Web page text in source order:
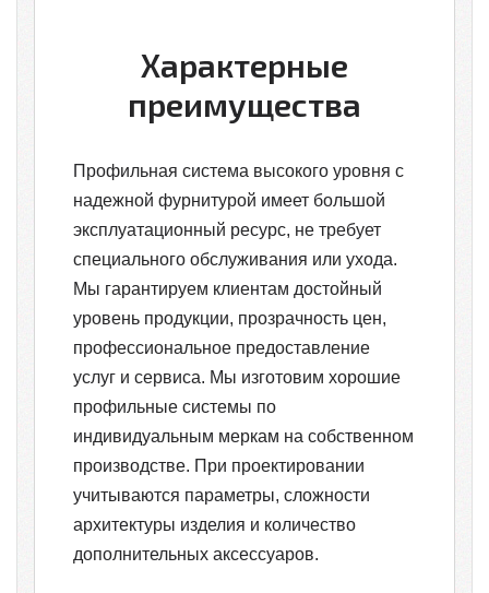
Характерные
преимущества
Профильная система высокого уровня с
надежной фурнитурой имеет большой
эксплуатационный ресурс, не требует
специального обслуживания или ухода.
Мы гарантируем клиентам достойный
уровень продукции, прозрачность цен,
профессиональное предоставление
услуг и сервиса. Мы изготовим хорошие
профильные системы по
индивидуальным меркам на собственном
производстве. При проектировании
учитываются параметры, сложности
архитектуры изделия и количество
дополнительных аксессуаров.